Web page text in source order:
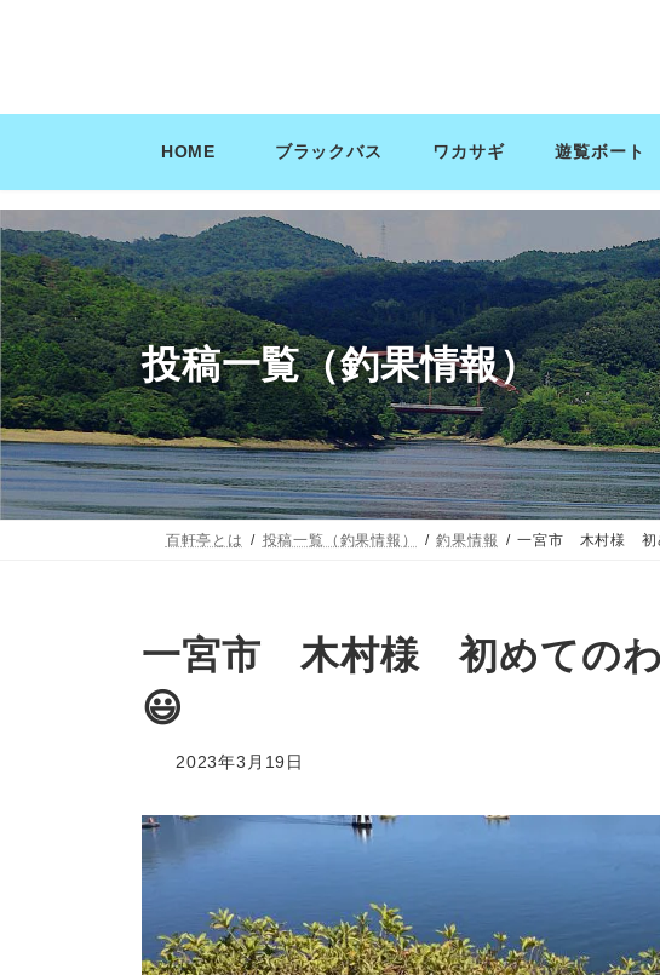
ン
ス
キ
ッ
プ
ー
ン
に
移
動
HOME ブラックバス ワカサギ 遊覧ボート
投稿一覧（釣果情報）
百軒亭とは 投稿一覧（釣果情報） 釣果情報 一宮市 木村様 初
一宮市 木村様 初めての
😃
2023年3月19日